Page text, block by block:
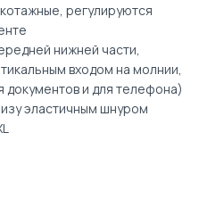
регулируются
нижней части,
входом на молнии,
документов и для телефона)
эластичным шнуром